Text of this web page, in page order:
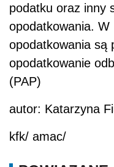
podatku oraz inny
opodatkowania.
opodatkowania są
opodatkowanie
(PAP)
autor: Katarzyna
kfk/ amac/